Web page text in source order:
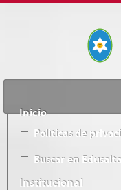
Inicio
Políticas de
Buscar en Edusalta
Institucional